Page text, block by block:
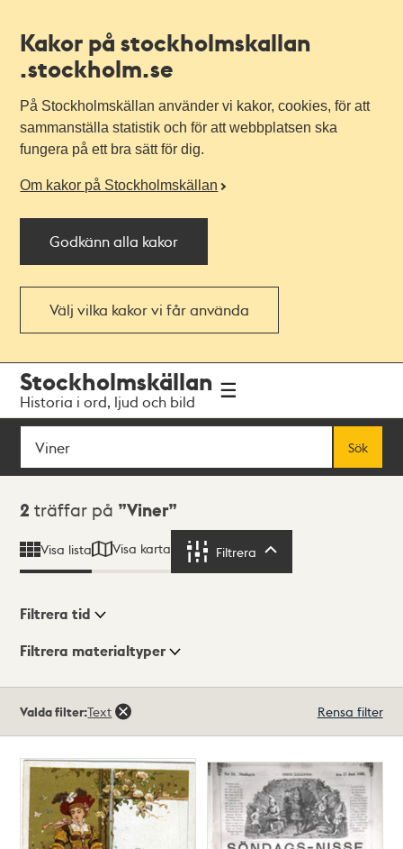
Kakor på stockholmskallan
.stockholm.se
På Stockholmskällan använder vi kakor, cookies, för att
sammanställa statistik och för att webbplatsen ska
fungera på ett bra sätt för dig.
Om kakor på Stockholmskällan
Godkänn alla kakor
Välj vilka kakor vi får använda
navigationen
huvudinnehållet
Stockholmskällan
Historia i ord, ljud och bild
Sök
Sök
Sökresultat
2 träffar på Viner
Visa lista Visa karta Filtrera
Visningsläge
Filtrera tid
Filtrera materialtyper
träffar
Valda filter:Text Rensa filter